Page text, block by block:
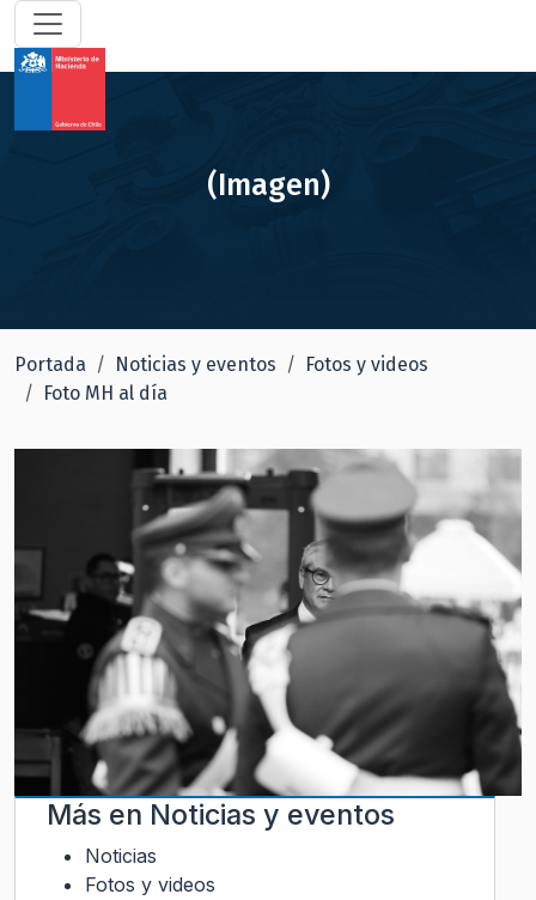
(Imagen)
Portada Noticias y eventos
Fotos y videos
Foto MH al día
Más en Noticias y eventos
Noticias
Fotos y videos